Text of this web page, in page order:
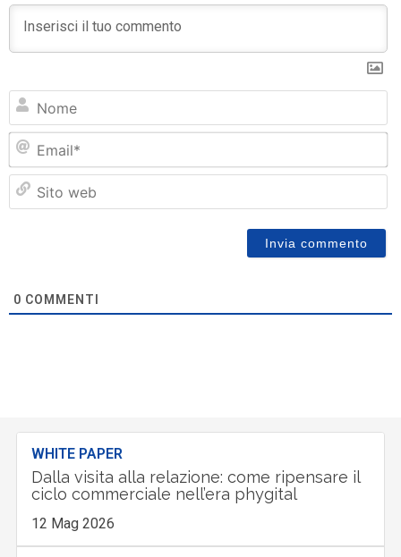
0 COMMENTI
WHITE PAPER
Dalla visita alla relazione: come ripensare il
ciclo commerciale nell’era phygital
12 Mag 2026